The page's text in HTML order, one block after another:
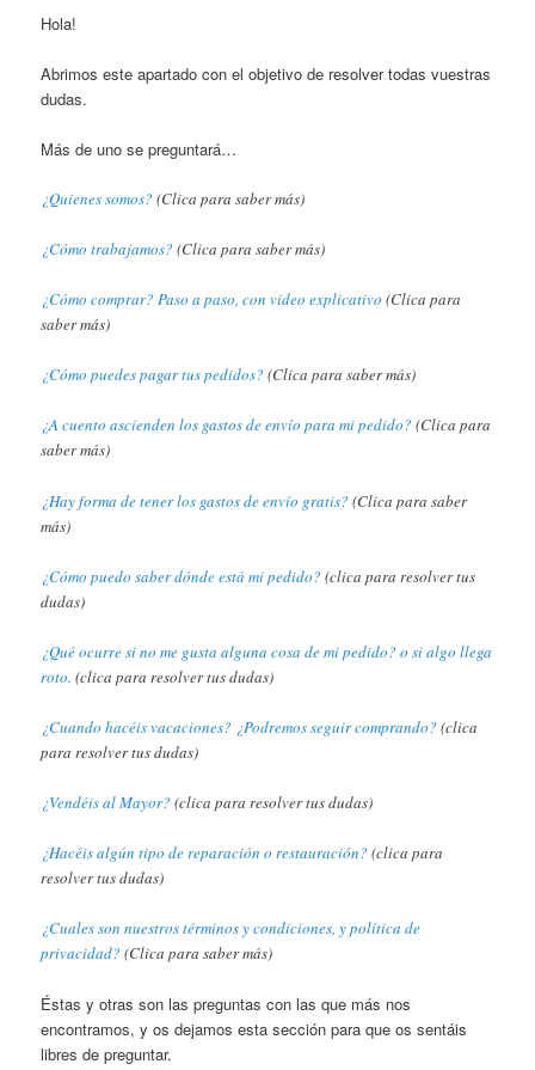
Hola!
Abrimos este apartado con el objetivo de resolver todas vuestras
dudas.
Más de uno se preguntará…
¿Quienes somos? (Clica para saber más)
¿Cómo trabajamos? (Clica para saber más)
¿Cómo comprar? Paso a paso, con video explicativo (Clica para
saber más)
¿Cómo puedes pagar tus pedidos? (Clica para saber más)
¿A cuento ascienden los gastos de envío para mi pedido? (Clica para
saber más)
¿Hay forma de tener los gastos de envío gratis? (Clica para saber
más)
¿Cómo puedo saber dónde está mi pedido? (clica para resolver tus
dudas)
¿Qué ocurre si no me gusta alguna cosa de mi pedido? o si algo llega
roto. (clica para resolver tus dudas)
¿Cuando hacéis vacaciones? ¿Podremos seguir comprando? (clica
para resolver tus dudas)
¿Vendéis al Mayor? (clica para resolver tus dudas)
¿Hacéis algún tipo de reparación o restauración? (clica para
resolver tus dudas)
¿Cuales son nuestros términos y condiciones, y política de
privacidad? (Clica para saber más)
Éstas y otras son las preguntas con las que más nos
encontramos, y os dejamos esta sección para que os sentáis
libres de preguntar.